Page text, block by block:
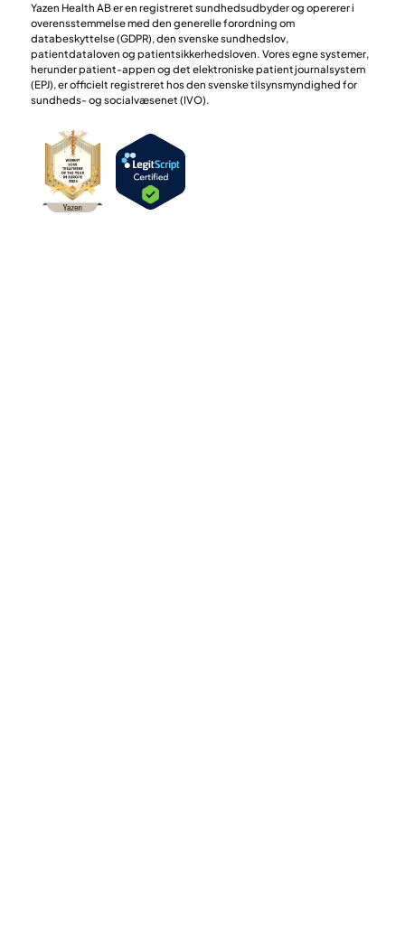
Yazen Health AB er en registreret sundhedsudbyder og opererer i
overensstemmelse med den generelle forordning om
databeskyttelse (GDPR), den svenske sundhedslov,
patientdataloven og patientsikkerhedsloven. Vores egne systemer,
herunder patient-appen og det elektroniske patientjournalsystem
(EPJ), er officielt registreret hos den svenske tilsynsmyndighed for
sundheds- og socialvæsenet (IVO).